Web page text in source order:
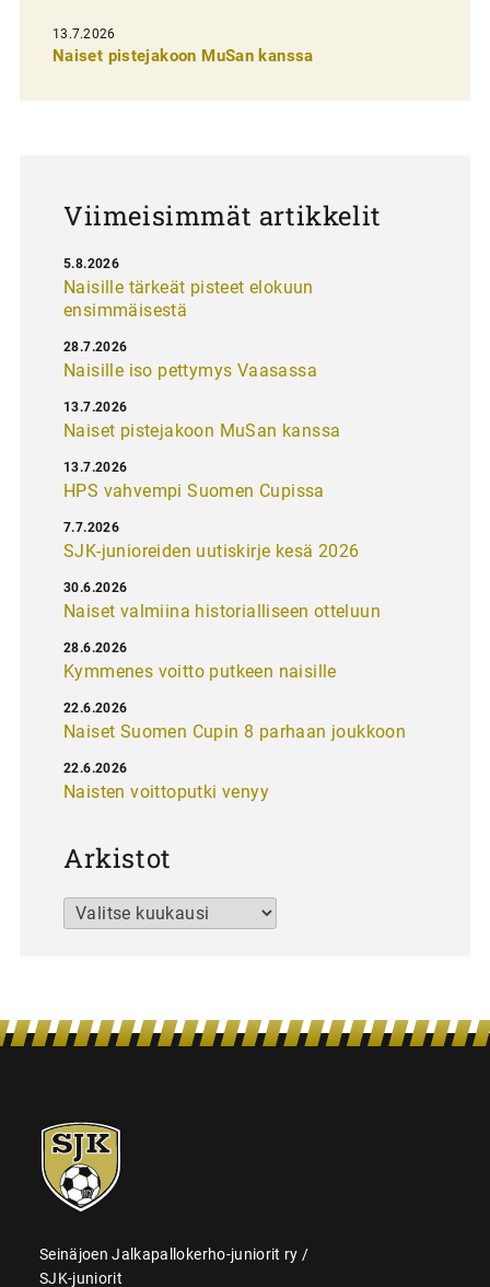
e
13.7.2026
Naiset pistejakoon MuSan kanssa
Viimeisimmät artikkelit
Naisille tärkeät pisteet elokuun
ensimmäisestä
5.8.2026
Naisille iso pettymys Vaasassa
28.7.2026
Naiset pistejakoon MuSan kanssa
13.7.2026
HPS vahvempi Suomen Cupissa
13.7.2026
SJK-junioreiden uutiskirje kesä 2026
7.7.2026
Naiset valmiina historialliseen otteluun
30.6.2026
Kymmenes voitto putkeen naisille
28.6.2026
Naiset Suomen Cupin 8 parhaan joukkoon
22.6.2026
Naisten voittoputki venyy
22.6.2026
Arkistot
Arkistot
SJK-
juniorit
Seinäjoen Jalkapallokerho-juniorit ry /
SJK-juniorit